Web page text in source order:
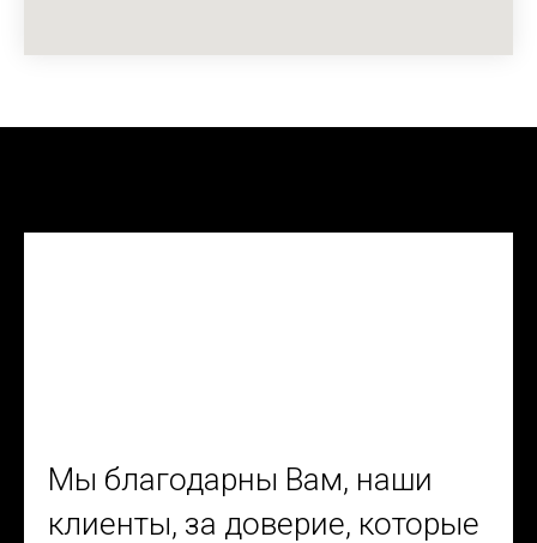
Мы благодарны Вам, наши
клиенты, за доверие, которые